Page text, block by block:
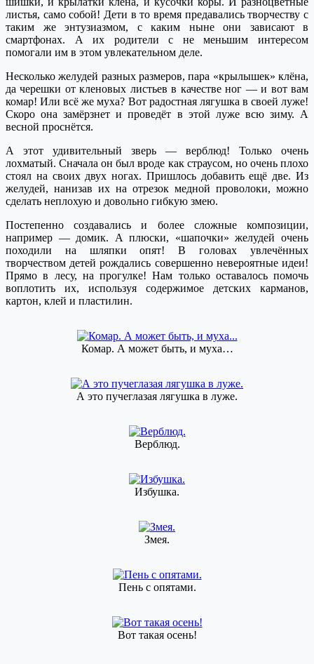
листья, само собой! Дети в то время предавались творчеству с
таким же энтузиазмом, с каким ныне они зависают в
смартфонах. А их родители с не меньшим интересом
помогали им в этом увлекательном деле.
Несколько желудей разных размеров, пара «крылышек» клёна,
да черешки от кленовых листьев в качестве ног — и вот вам
комар! Или всё же муха? Вот радостная лягушка в своей луже!
Скоро она замёрзнет и проведёт в этой луже всю зиму. А
весной проснётся.
А этот удивительный зверь — верблюд! Только очень
лохматый. Сначала он был вроде как страусом, но очень плохо
стоял на своих двух ногах. Пришлось добавить ещё две. Из
желудей, нанизав их на отрезок медной проволоки, можно
сделать неплохую и довольно гибкую змею.
Постепенно создавались и более сложные композиции,
например — домик. А плюски, «шапочки» желудей очень
походили на шляпки опят! В головах увлечённых
творчеством детей рождались совершенно невероятные идеи!
Прямо в лесу, на прогулке! Нам только оставалось помочь
воплотить их, используя содержимое детских карманов,
картон, клей и пластилин.
Комар. А может быть, и муха…
А это пучеглазая лягушка в луже.
Верблюд.
Избушка.
Змея.
Пень с опятами.
Вот такая осень!